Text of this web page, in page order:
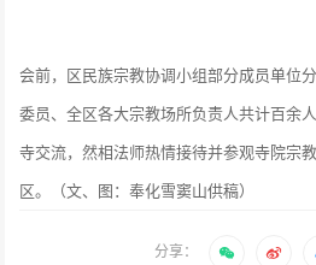
会前，区民族宗教协调小组部分成员单位
委员、全区各大宗教场所负责人共计百余
寺交流，然相法师热情接待并参观寺院宗
区。（文、图：奉化雪窦山供稿）
分享：